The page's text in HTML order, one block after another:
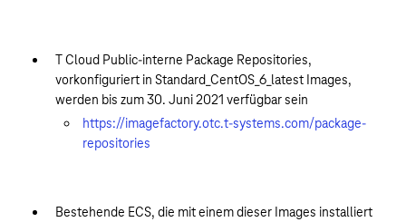
T Cloud Public-interne Package Repositories,
vorkonfiguriert in Standard_CentOS_6_latest Images,
werden bis zum 30. Juni 2021 verfügbar sein
https://imagefactory.otc.t-systems.com/package-
repositories
Bestehende ECS, die mit einem dieser Images installiert